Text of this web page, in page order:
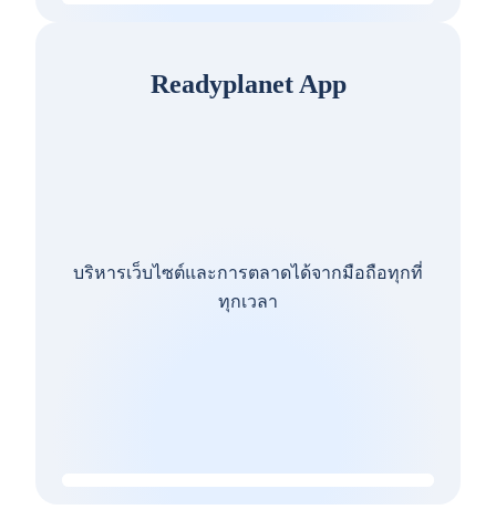
Readyplanet App
บริหารเว็บไซต์และการตลาดได้จากมือถือทุกที่
ทุกเวลา